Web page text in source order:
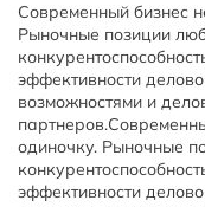
Современный бизнес
Рыночные позиции
эффективности
возможностями и
одиночку. Рыночные
эффективности